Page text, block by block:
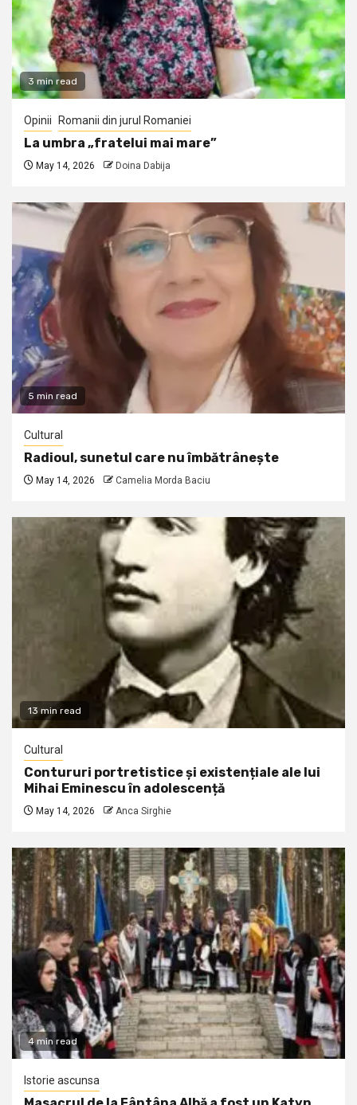
3 min read
Opinii Romanii din jurul Romaniei
La umbra „fratelui mai mare”
May 14, 2026 Doina Dabija
5 min read
Cultural
Radioul, sunetul care nu îmbătrânește
May 14, 2026 Camelia Morda Baciu
13 min read
Cultural
Contururi portretistice și existențiale ale lui
Mihai Eminescu în adolescență
May 14, 2026 Anca Sirghie
4 min read
Istorie ascunsa